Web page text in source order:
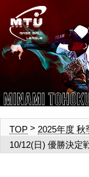
TOP > 2025年度 秋
10/12(日) 優勝決定